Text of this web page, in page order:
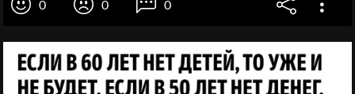
0 0 0